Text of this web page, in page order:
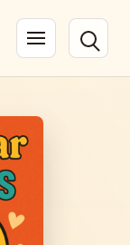
Navigation öffnen